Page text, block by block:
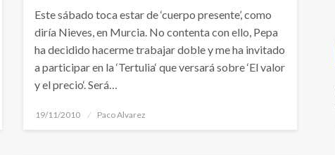
Este sábado toca estar de ‘cuerpo presente’, como
diría Nieves, en Murcia. No contenta con ello, Pepa
ha decidido hacerme trabajar doble y me ha invitado
a participar en la ‘Tertulia‘ que versará sobre ‘El valor
y el precio‘. Será…
Publicado
19/11/2010 Paco Alvarez